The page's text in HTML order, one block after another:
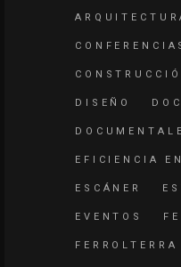
DISEÑO
EFICIENCIA
ESCÁNER
EVENTOS
FERROLTERRA